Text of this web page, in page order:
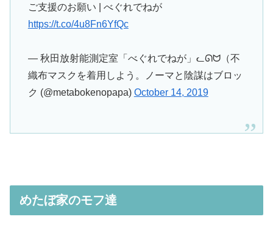
ご支援のお願い | べぐれでねが
https://t.co/4u8Fn6YfQc
— 秋田放射能測定室「べぐれでねが」ᓚᘏᗢ（不
織布マスクを着用しよう。ノーマと陰謀はブロッ
ク (@metabokenopapa) October 14, 2019
めたぼ家のモフ達